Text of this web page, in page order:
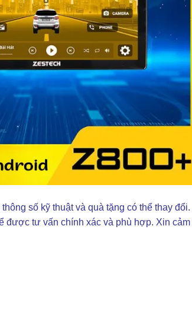
số kỹ thuật và quà tặng có thể thay đổi.
được tư vấn chính xác và phù hợp. Xin cảm